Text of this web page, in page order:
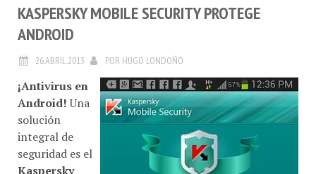
KASPERSKY MOBILE SECURITY PROTEGE
ANDROID
26.ABRIL.2013 POR HUGO LONDOÑO
¡Antivirus en
Android!Una
solución
integral de
seguridad es el
Kaspersky